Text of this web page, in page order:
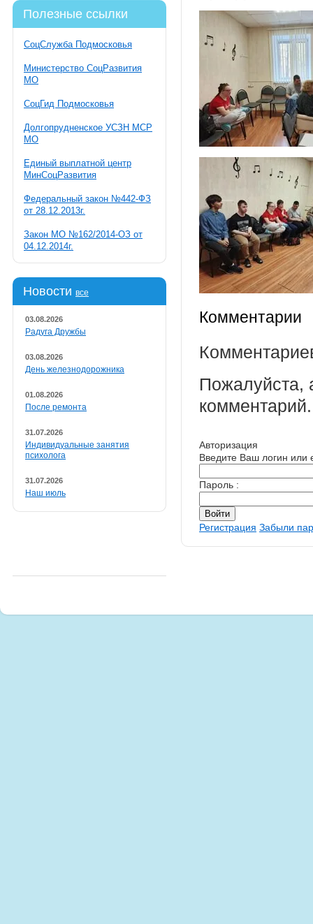
Полезные ссылки
СоцСлужба Подмосковья
Министерство СоцРазвития
МО
СоцГид Подмосковья
Долгопрудненское УСЗН МСР
МО
Единый выплатной центр
МинСоцРазвития
Федеральный закон №442-ФЗ
от 28.12.2013г.
Закон МО №162/2014-ОЗ от
04.12.2014г.
Новости все
03.08.2026
Радуга Дружбы
03.08.2026
День железнодорожника
01.08.2026
После ремонта
31.07.2026
Индивидуальные занятия
психолога
31.07.2026
Наш июль
Комментарии
Пожалуйста,
комментарий.
Авторизация
Введите Ваш логин или
Пароль :
Регистрация Забыли